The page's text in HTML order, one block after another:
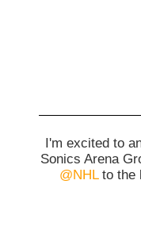
I'm excited to
Sonics Arena
@NHLto the